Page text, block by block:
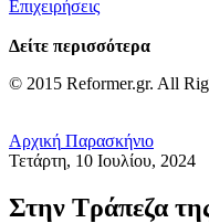
Επιχειρήσεις
Δείτε περισσότερα
© 2015 Reformer.gr. All
Αρχική Παρασκήνιο
Τετάρτη, 10 Ιουλίου, 2024
Στην Τράπεζα